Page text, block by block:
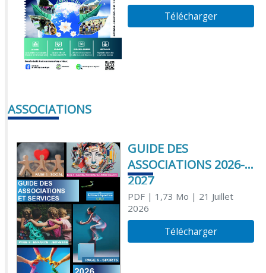
Télécharger
ASSOCIATIONS
GUIDE DES
ASSOCIATIONS 2026-
2027
PDF| 1,73 Mo | 21 Juillet
2026
Télécharger